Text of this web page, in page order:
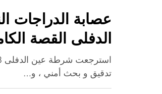
عصابة الدراجات
الدفلى القصة الكاملة
تدقيق و بحث أمني ، و…